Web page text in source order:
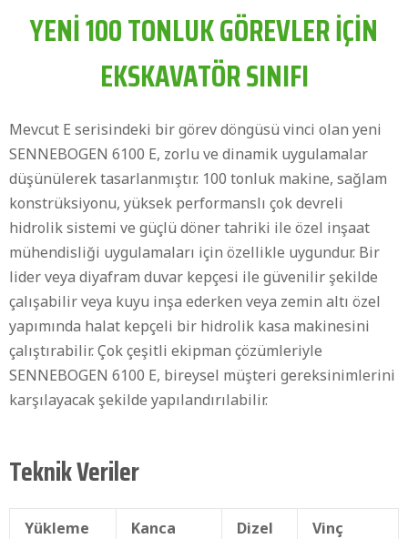
YENİ 100 TONLUK GÖREVLER İÇİN
EKSKAVATÖR SINIFI
Mevcut E serisindeki bir görev döngüsü vinci olan yeni
SENNEBOGEN 6100 E, zorlu ve dinamik uygulamalar
düşünülerek tasarlanmıştır. 100 tonluk makine, sağlam
konstrüksiyonu, yüksek performanslı çok devreli
hidrolik sistemi ve güçlü döner tahriki ile özel inşaat
mühendisliği uygulamaları için özellikle uygundur. Bir
lider veya diyafram duvar kepçesi ile güvenilir şekilde
çalışabilir veya kuyu inşa ederken veya zemin altı özel
yapımında halat kepçeli bir hidrolik kasa makinesini
çalıştırabilir. Çok çeşitli ekipman çözümleriyle
SENNEBOGEN 6100 E, bireysel müşteri gereksinimlerini
karşılayacak şekilde yapılandırılabilir.
Teknik Veriler
Yükleme
Kanca
Dizel
Vinç